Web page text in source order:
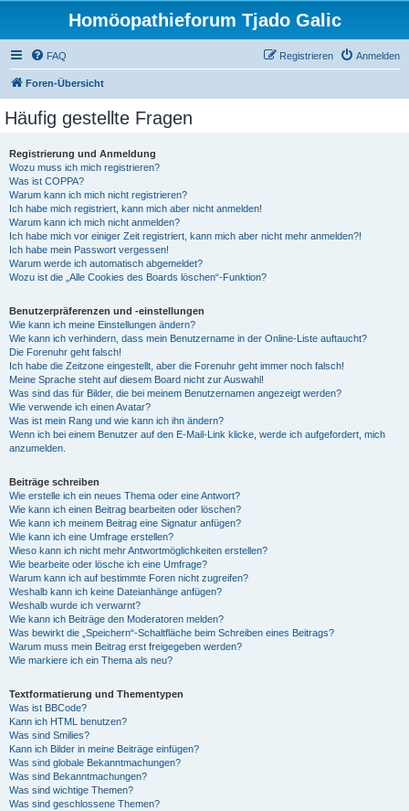
Homöopathieforum Tjado Galic
FAQ Anmelden
Registrieren
Foren-Übersicht
Häufig gestellte Fragen
Registrierung und Anmeldung
Wozu muss ich mich registrieren?
Was ist COPPA?
Warum kann ich mich nicht registrieren?
Ich habe mich registriert, kann mich aber nicht anmelden!
Warum kann ich mich nicht anmelden?
Ich habe mich vor einiger Zeit registriert, kann mich aber nicht mehr anmelden?!
Ich habe mein Passwort vergessen!
Warum werde ich automatisch abgemeldet?
Wozu ist die „Alle Cookies des Boards löschen“-Funktion?
Benutzerpräferenzen und -einstellungen
Wie kann ich meine Einstellungen ändern?
Wie kann ich verhindern, dass mein Benutzername in der Online-Liste auftaucht?
Die Forenuhr geht falsch!
Ich habe die Zeitzone eingestellt, aber die Forenuhr geht immer noch falsch!
Meine Sprache steht auf diesem Board nicht zur Auswahl!
Was sind das für Bilder, die bei meinem Benutzernamen angezeigt werden?
Wie verwende ich einen Avatar?
Was ist mein Rang und wie kann ich ihn ändern?
Wenn ich bei einem Benutzer auf den E-Mail-Link klicke, werde ich aufgefordert, mich
anzumelden.
Beiträge schreiben
Wie erstelle ich ein neues Thema oder eine Antwort?
Wie kann ich einen Beitrag bearbeiten oder löschen?
Wie kann ich meinem Beitrag eine Signatur anfügen?
Wie kann ich eine Umfrage erstellen?
Wieso kann ich nicht mehr Antwortmöglichkeiten erstellen?
Wie bearbeite oder lösche ich eine Umfrage?
Warum kann ich auf bestimmte Foren nicht zugreifen?
Weshalb kann ich keine Dateianhänge anfügen?
Weshalb wurde ich verwarnt?
Wie kann ich Beiträge den Moderatoren melden?
Was bewirkt die „Speichern“-Schaltfläche beim Schreiben eines Beitrags?
Warum muss mein Beitrag erst freigegeben werden?
Wie markiere ich ein Thema als neu?
Textformatierung und Thementypen
Was ist BBCode?
Kann ich HTML benutzen?
Was sind Smilies?
Kann ich Bilder in meine Beiträge einfügen?
Was sind globale Bekanntmachungen?
Was sind Bekanntmachungen?
Was sind wichtige Themen?
Was sind geschlossene Themen?